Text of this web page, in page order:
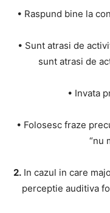
• Raspund bine la
• Sunt atrasi de
sunt atrasi de
• Invata
• Folosesc fraze
“nu
2. In cazul in care
perceptie auditiva